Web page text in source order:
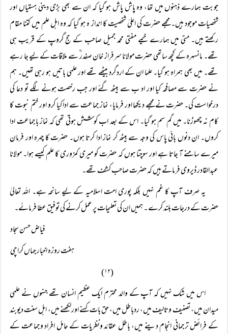
جوبت ہمارے ذہنوں میں تھا، وہ پاش پاش ہو گیا کہ ان سے بھی بڑی دینی ہستیاں اور
شخصیات موجود ہیں۔ مجھے حضرت کی اعلیٰ شخصیت کا انداز ہ ہو گیا کہ وہ اہل علم میں کتنا مقام
رکھتے ہیں۔ منیٰ میں ہمارے خیمے مفتی محمد جمیل صاحب کے حج گروپ کے قریب ہی
تھے۔ مانسہرہ کے کچھ ساتھی حضرت مولانا سرفراز خان صفدر ؒ سے ملاقات کے لیے جا رہے
تھے۔ میں بھی ہمراہ ہو گیا۔ علما ان کے اردگرد بیٹھے تھے اور علمی باتیں ہو رہی تھیں۔ ہم
نے حضرت سے مصافحہ کیا اور اد ب سے بیٹھ گئے اور جب رخصت ہونے لگے تو دعا کی
درخواست کی۔ حضرت نے مجھے دیکھا اور فرمایا، نماز جماعت سے ادا کیا کرو اور ختم نبوت کا
کام نہ چھوڑنا۔ میں گم سم ہو گیا۔ اس کے بعد اب کوشش ہوتی تھی کہ نماز باجماعت ادا
کروں۔ ان دنوں بائی پاس کی وجہ سے بیٹھ کر نماز ادا کرتا ہوں۔ حضرت کا چہرہ اور فرمان
میرے سامنے آ جاتا ہے اور سوچتا ہوں کہ حضرت کو میری کمزوری کا علم کیسے ہوا۔ مولانا
عبدالقادر ڈیروی فرماتے ہیں کہ حضرت صاحب کشف تھے۔
یہ صرف آپ کا غم نہیں بلکہ پوری امت اسلامیہ کے لیے سانحہ ہے۔ اللہ تعالیٰ
حضرت کے درجات بلند کرے ۔ ہمیں ان کی تعلیمات پر عمل کرنے کی توفیق عطا فرمائے۔
فیاض حسن سجاد
ہفت روزہ اخبار جہاں کراچی
(۱۲)
اس میں شک نہیں کہ آپ کے والد محترم ایک عظیم انسان تھے جنہوں نے علمی
میدان میں، تصنیف وتالیف میں، ردباطل میں، حق بات کہنے اورلکھنے میں، اہل سنت دیوبند
کے فرائض ترجمانی انجام دینے میں، باطل عقائد ونظریات کے حامل افراد وجماعت کے